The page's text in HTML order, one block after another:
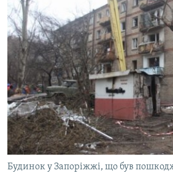
Будинок у Запоріжжі, що був